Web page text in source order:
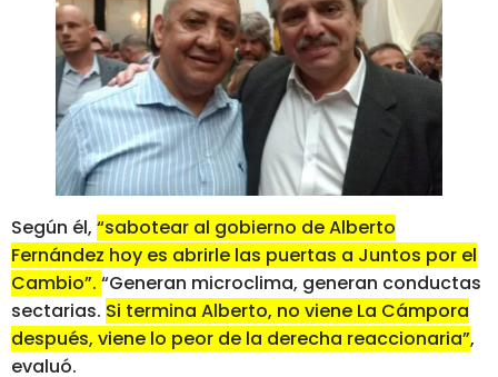
Según él, “sabotear al gobierno de Alberto
Fernández hoy es abrirle las puertas a Juntos por el
Cambio”. “Generan microclima, generan conductas
sectarias. Si termina Alberto, no viene La Cámpora
después, viene lo peor de la derecha reaccionaria”,
evaluó.